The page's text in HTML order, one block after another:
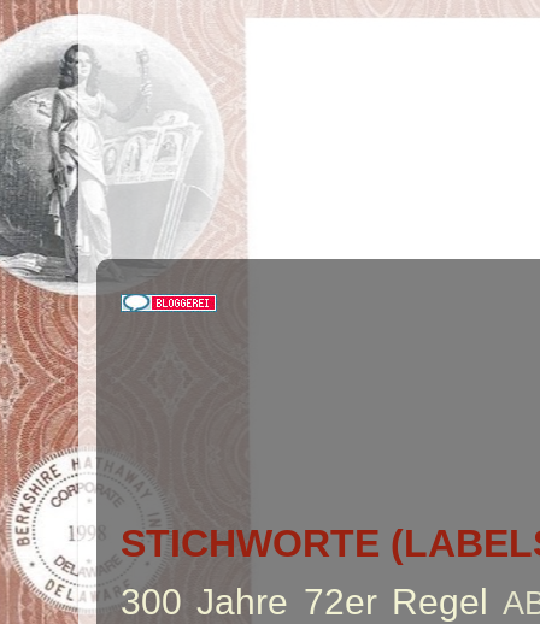
STICHWORTE
300 Jahre 72er Regel